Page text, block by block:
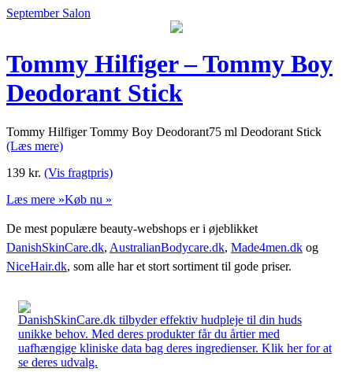
September Salon
Tommy Hilfiger – Tommy Boy
Deodorant Stick
Tommy Hilfiger Tommy Boy Deodorant75 ml Deodorant Stick
(Læs mere)
139 kr. (Vis fragtpris)
Læs mere »Køb nu »
De mest populære beauty-webshops er i øjeblikket
DanishSkinCare.dk, AustralianBodycare.dk, Made4men.dk og
NiceHair.dk, som alle har et stort sortiment til gode priser.
DanishSkinCare.dk tilbyder effektiv hudpleje til din huds
unikke behov. Med deres produkter får du årtier med
uafhængige kliniske data bag deres ingredienser. Klik her for at
se deres udvalg.